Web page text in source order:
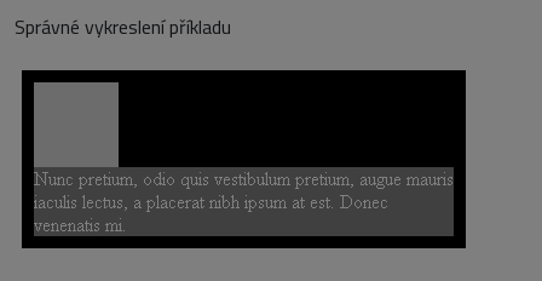
Správné vykreslení příkladu